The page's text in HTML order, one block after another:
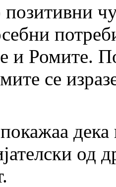
и Ромите.
се
покажаа
од